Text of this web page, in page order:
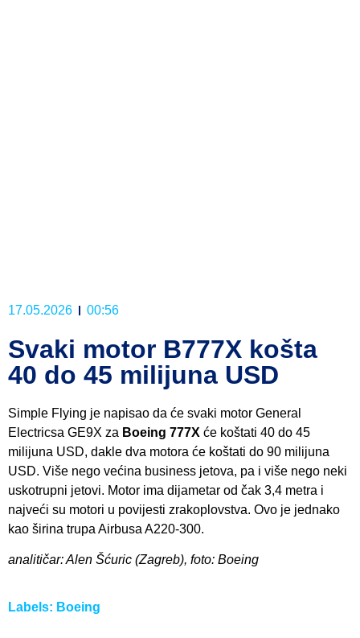
17.05.2026 00:56
Svaki motor B777X košta
40 do 45 milijuna USD
Simple Flying je napisao da će svaki motor General
Electricsa GE9X za Boeing 777X će koštati 40 do 45
milijuna USD, dakle dva motora će koštati do 90 milijuna
USD. Više nego većina business jetova, pa i više nego neki
uskotrupni jetovi. Motor ima dijametar od čak 3,4 metra i
najveći su motori u povijesti zrakoplovstva. Ovo je jednako
kao širina trupa Airbusa A220-300.
analitičar: Alen Šćuric (Zagreb), foto: Boeing
Labels: Boeing